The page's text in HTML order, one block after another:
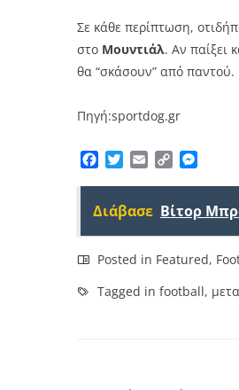
Σε κάθε περίπτωση,
στο Μουντιάλ. Αν παίξει
θα “σκάσουν” από παντού.
Πηγή:sportdog.gr
Facebook
TwitterEmailCopy
Διάβασε Βίτορ
Posted in Featured,
Tagged in football,